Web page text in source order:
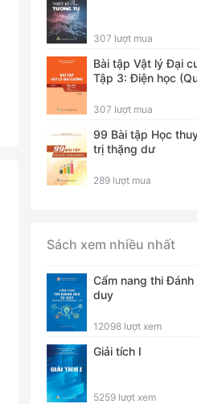
307 lượt mua
Bài tập Vật lý Đại
Tập 3: Điện học
307 lượt mua
99 Bài tập Học
trị thặng dư
289 lượt mua
Sách xem nhiều nhất
Cẩm nang thi Đánh
duy
12098 lượt xem
Giải tích I
5259 lượt xem